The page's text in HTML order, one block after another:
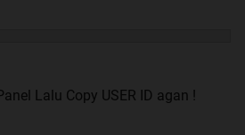
Lalu Copy USER ID agan !